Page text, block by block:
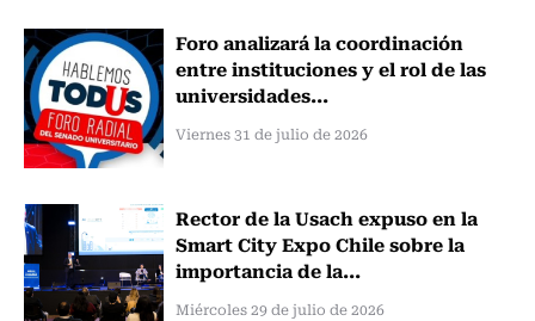
Foro analizará la coordinación
entre instituciones y el rol de las
universidades...
Viernes 31 de julio de 2026
Rector de la Usach expuso en la
Smart City Expo Chile sobre la
importancia de la...
Miércoles 29 de julio de 2026